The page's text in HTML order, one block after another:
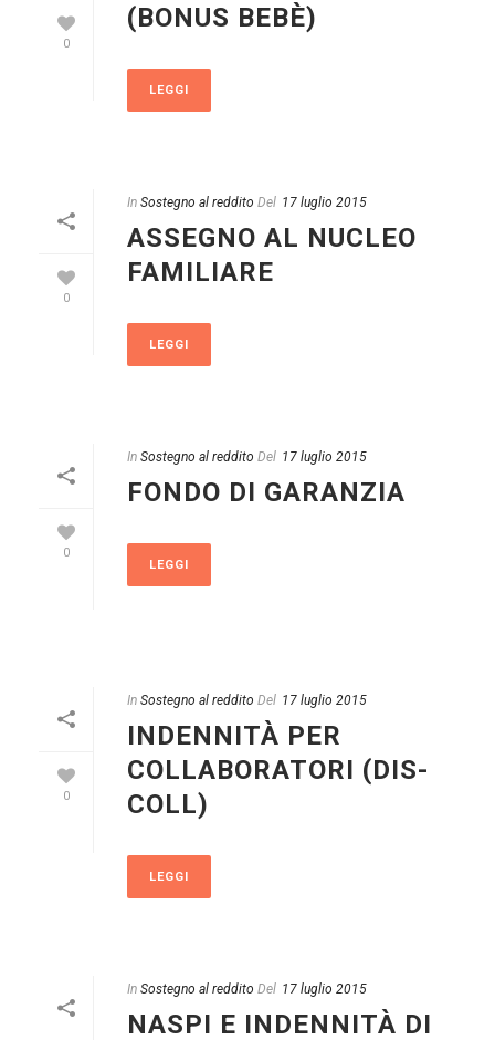
0
(BONUS BEBÈ)
LEGGI
0
In Sostegno al reddito Del 17 luglio 2015
ASSEGNO AL NUCLEO
FAMILIARE
LEGGI
0
In Sostegno al reddito Del 17 luglio 2015
FONDO DI GARANZIA
LEGGI
0
In Sostegno al reddito Del 17 luglio 2015
INDENNITÀ PER
COLLABORATORI (DIS-
COLL)
LEGGI
In Sostegno al reddito Del 17 luglio 2015
NASPI E INDENNITÀ DI